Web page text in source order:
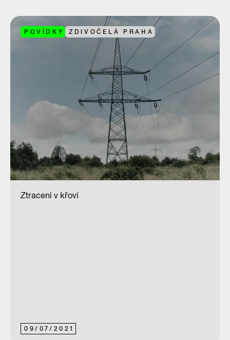
POVÍDKY ZDIVOČELÁ PRAHA
09/ 07/ 2021
Ztraceni v křoví